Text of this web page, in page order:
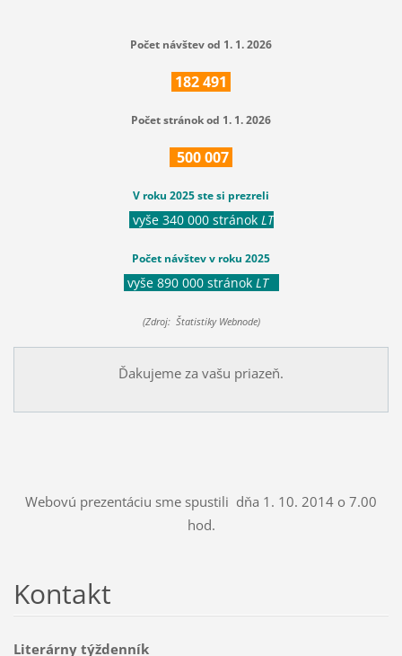
Počet návštev od 1. 1. 2026
182491
Počet stránok od 1. 1. 2026
500007
V roku 2025 ste si prezreli
vyše 340 000 stránok LT
Počet návštev v roku 2025
vyše 890 000 stránok LT
(Zdroj: Štatistiky Webnode)
Ďakujeme za vašu priazeň.
Webovú prezentáciu sme spustili dňa 1. 10. 2014 o 7.00
hod.
Kontakt
Literárny týždenník